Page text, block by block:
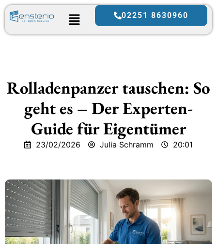
02251 8630960
Rolladenpanzer tauschen: So
geht es – Der Experten-
Guide für Eigentümer
23/02/2026 Julia Schramm 20:01